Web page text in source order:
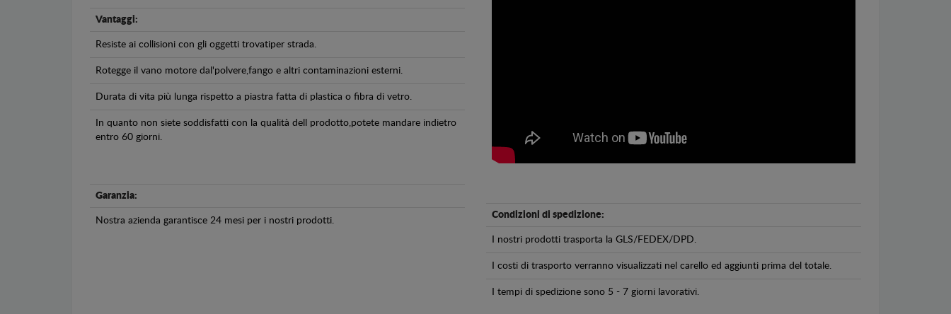
Vantaggi:
Resiste ai collisioni con gli oggetti trovatiper strada.
Rotegge il vano motore dal'polvere,fango e altri contaminazioni esterni.
Durata di vita più lunga rispetto a piastra fatta di plastica o fibra di vetro.
In quanto non siete soddisfatti con la qualità dell prodotto,potete mandare indietro
entro 60 giorni.
Garanzia:
Nostra azienda garantisce 24 mesi per i nostri prodotti.
Condizioni di spedizione:
I nostri prodotti trasporta la GLS/FEDEX/DPD.
I costi di trasporto verranno visualizzati nel carello ed aggiunti prima del totale.
I tempi di spedizione sono 5 - 7 giorni lavorativi.